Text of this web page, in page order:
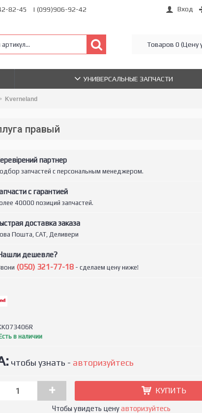
82-45 | (099)906-92-42 Вход
Товаров 0 (Цену
УНИВЕРСАЛЬНЫЕ ЗАПЧАСТИ
Kverneland
правый
партнер
запчастей с персональным менеджером.
с гарантией
40000 позиций запчастей.
доставка заказа
Пошта, САТ, Деливери
дешевле?
(050) 321-77-18- сделаем цену ниже!
в наличии
чтобы узнать - авторизуйтесь
+ КУПИТЬ
Чтобы увидеть ценуавторизуйтесь